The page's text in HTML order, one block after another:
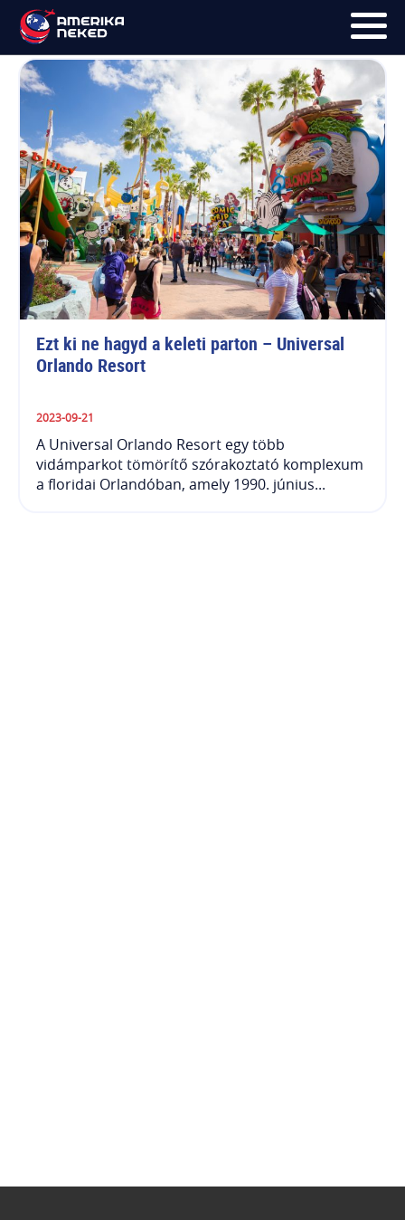
FŐOLDAL
UTAK
HÍRLEVÉL
BLOG
RÓLUNK
KÉPEK
Universal Studios
Ezt ki ne hagyd a keleti parton – Universal
Orlando Resort
2023-09-21
A Universal Orlando Resort egy több
vidámparkot tömörítő szórakoztató komplexum
a floridai Orlandóban, amely 1990. június...